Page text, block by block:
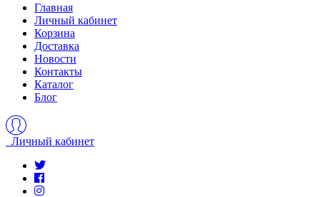
Главная
Личный кабинет
Корзина
Доставка
Новости
Контакты
Каталог
Блог
Личный кабинет